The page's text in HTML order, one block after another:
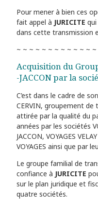
Pour mener à bien ces
fait appel à JURICITE
dans cette transmission
~ ~ ~ ~ ~ ~ ~ ~ ~ ~ ~ ~
Acquisition du
-JACCON par la
C’est dans le cadre de
CERVIN, groupement
attirée par la qualité du
années par les sociétés
JACCON, VOYAGES
VOYAGES ainsi que par
Le groupe familial de
confiance à JURICITE
sur le plan juridique et
quatre sociétés.